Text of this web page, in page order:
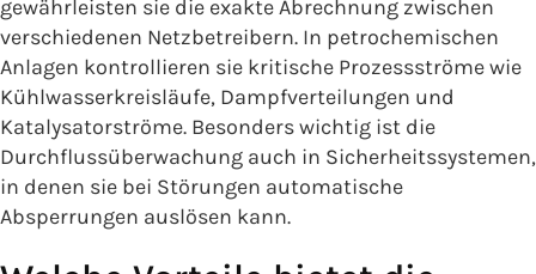
gewährleisten sie die exakte Abrechnung zwischen
verschiedenen Netzbetreibern. In petrochemischen
Anlagen kontrollieren sie kritische Prozessströme wie
Kühlwasserkreisläufe, Dampfverteilungen und
Katalysatorströme. Besonders wichtig ist die
Durchflussüberwachung auch in Sicherheitssystemen,
in denen sie bei Störungen automatische
Absperrungen auslösen kann.